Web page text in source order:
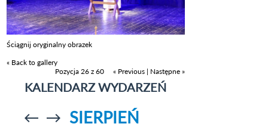
Ściągnij oryginalny obrazek
« Back to gallery
Pozycja 26 z 60
« Previous | Następne »
KALENDARZ WYDARZEŃ
Przejdź doPrzejdź do
SIERPIEŃ